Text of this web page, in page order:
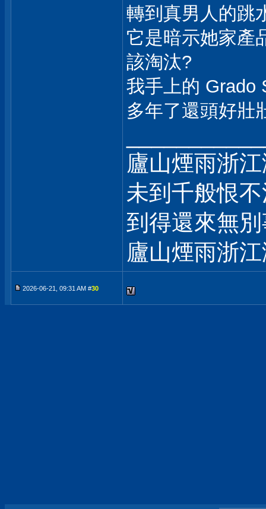
轉到真男人的跳
它是暗示她家產
該淘汰?
我手上的 Grado
多年了還頭好壯
廬山煙雨浙
未到千般恨
到得還來無
廬山煙雨浙
2026-06-21, 09:31 AM #30